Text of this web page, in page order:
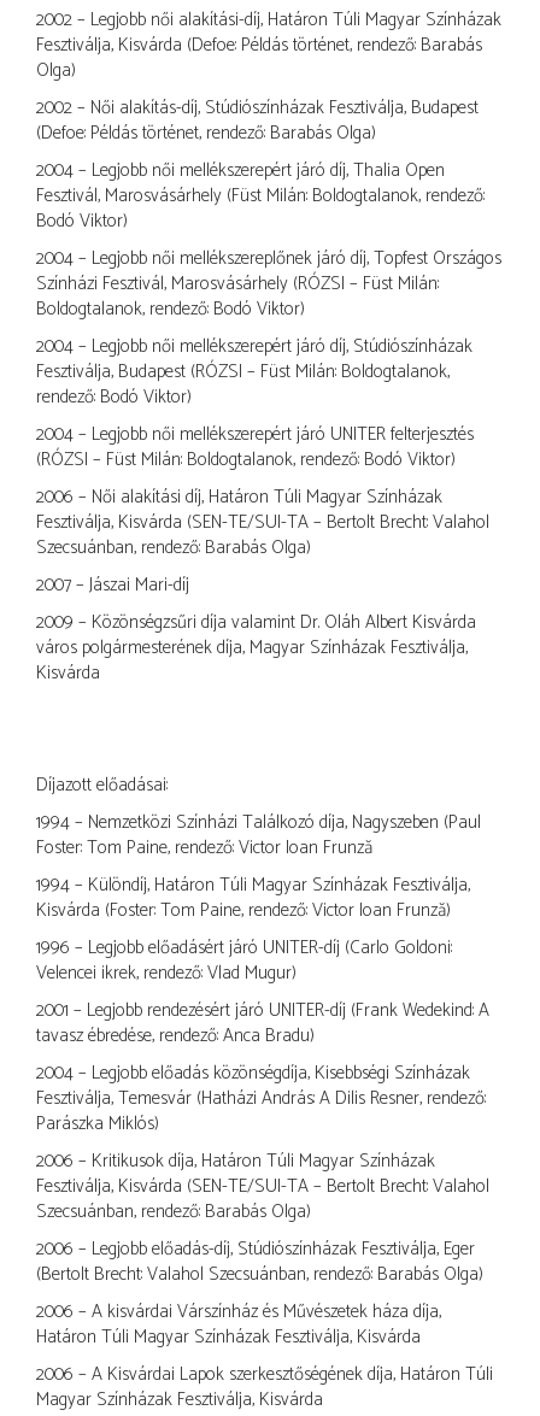
2002 – Legjobb női alakítási-díj, Határon Túli Magyar Színházak
Fesztiválja, Kisvárda (Defoe: Példás történet, rendező: Barabás
Olga)
2002 – Női alakítás-díj, Stúdiószínházak Fesztiválja, Budapest
(Defoe: Példás történet, rendező: Barabás Olga)
2004 – Legjobb női mellékszerepért járó díj, Thalia Open
Fesztivál, Marosvásárhely (Füst Milán: Boldogtalanok, rendező:
Bodó Viktor)
2004 – Legjobb női mellékszereplőnek járó díj, Topfest Országos
Színházi Fesztivál, Marosvásárhely (RÓZSI – Füst Milán:
Boldogtalanok, rendező: Bodó Viktor)
2004 – Legjobb női mellékszerepért járó díj, Stúdiószínházak
Fesztiválja, Budapest (RÓZSI – Füst Milán: Boldogtalanok,
rendező: Bodó Viktor)
2004 – Legjobb női mellékszerepért járó UNITER felterjesztés
(RÓZSI – Füst Milán: Boldogtalanok, rendező: Bodó Viktor)
2006 – Női alakítási díj, Határon Túli Magyar Színházak
Fesztiválja, Kisvárda (SEN-TE/SUI-TA – Bertolt Brecht: Valahol
Szecsuánban, rendező: Barabás Olga)
2007 – Jászai Mari-díj
2009 – Közönségzsűri díja valamint Dr. Oláh Albert Kisvárda
város polgármesterének díja, Magyar Színházak Fesztiválja,
Kisvárda
Díjazott előadásai:
1994 – Nemzetközi Színházi Találkozó díja, Nagyszeben (Paul
Foster: Tom Paine, rendező: Victor Ioan Frunză
1994 – Különdíj, Határon Túli Magyar Színházak Fesztiválja,
Kisvárda (Foster: Tom Paine, rendező: Victor Ioan Frunză)
1996 – Legjobb előadásért járó UNITER-díj (Carlo Goldoni:
Velencei ikrek, rendező: Vlad Mugur)
2001 – Legjobb rendezésért járó UNITER-díj (Frank Wedekind: A
tavasz ébredése, rendező: Anca Bradu)
2004 – Legjobb előadás közönségdíja, Kisebbségi Színházak
Fesztiválja, Temesvár (Hatházi András: A Dilis Resner, rendező:
Parászka Miklós)
2006 – Kritikusok díja, Határon Túli Magyar Színházak
Fesztiválja, Kisvárda (SEN-TE/SUI-TA – Bertolt Brecht: Valahol
Szecsuánban, rendező: Barabás Olga)
2006 – Legjobb előadás-díj, Stúdiószínházak Fesztiválja, Eger
(Bertolt Brecht: Valahol Szecsuánban, rendező: Barabás Olga)
2006 – A kisvárdai Várszínház és Művészetek háza díja,
Határon Túli Magyar Színházak Fesztiválja, Kisvárda
2006 – A Kisvárdai Lapok szerkesztőségének díja, Határon Túli
Magyar Színházak Fesztiválja, Kisvárda